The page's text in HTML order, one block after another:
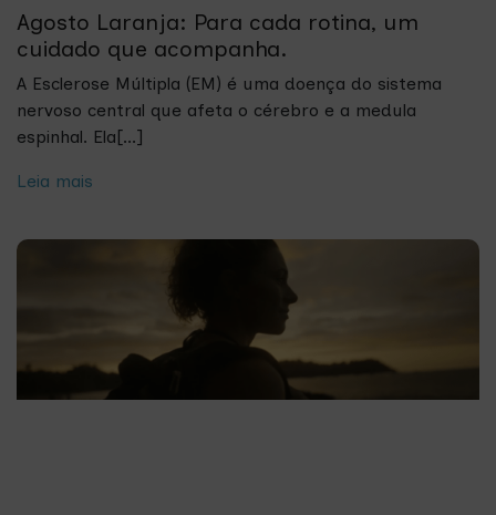
Agosto Laranja: Para cada rotina, um
cuidado que acompanha.
A Esclerose Múltipla (EM) é uma doença do sistema
nervoso central que afeta o cérebro e a medula
espinhal. Ela[...]
Leia mais